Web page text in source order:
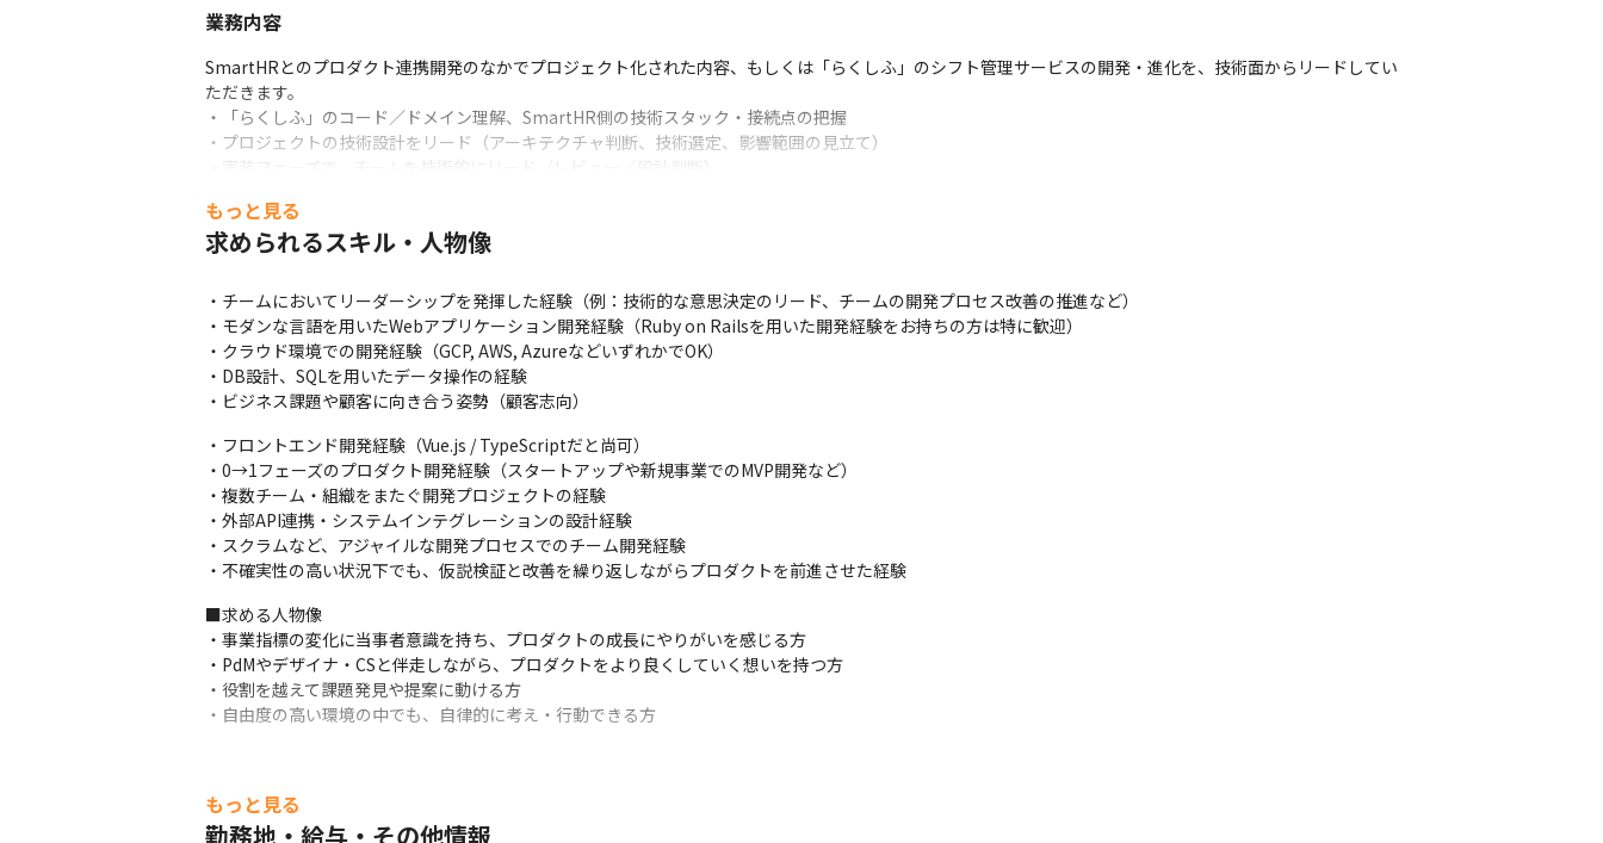
業務内容
SmartHRとのプロダクト連携開発のなかでプロジェクト化された内容、もしくは「らくしふ」のシフト管理サービスの開発・進化を、技術面からリードしてい
ただきます。
・「らくしふ」のコード／ドメイン理解、SmartHR側の技術スタック・接続点の把握
・プロジェクトの技術設計をリード（アーキテクチャ判断、技術選定、影響範囲の見立て）
・実装フェーズで、チームを技術的にリード（レビュー／設計判断）
・メンバーの技術的育成
もっと見る
求められるスキル・人物像
・チームにおいてリーダーシップを発揮した経験（例：技術的な意思決定のリード、チームの開発プロセス改善の推進など）
・モダンな言語を用いたWebアプリケーション開発経験（Ruby on Railsを用いた開発経験をお持ちの方は特に歓迎）
・クラウド環境での開発経験（GCP, AWS, AzureなどいずれかでOK）
・DB設計、SQLを用いたデータ操作の経験
・ビジネス課題や顧客に向き合う姿勢（顧客志向）
・フロントエンド開発経験（Vue.js / TypeScriptだと尚可）
・0→1フェーズのプロダクト開発経験（スタートアップや新規事業でのMVP開発など）
・複数チーム・組織をまたぐ開発プロジェクトの経験
・外部API連携・システムインテグレーションの設計経験
・スクラムなど、アジャイルな開発プロセスでのチーム開発経験
・不確実性の高い状況下でも、仮説検証と改善を繰り返しながらプロダクトを前進させた経験
■求める人物像
・事業指標の変化に当事者意識を持ち、プロダクトの成長にやりがいを感じる方
・PdMやデザイナ・CSと伴走しながら、プロダクトをより良くしていく想いを持つ方
・役割を越えて課題発見や提案に動ける方
・自由度の高い環境の中でも、自律的に考え・行動できる方
もっと見る
勤務地・給与・その他情報